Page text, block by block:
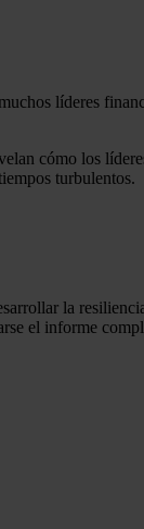
líderes
cómo los
turbulentos.
la
el informe